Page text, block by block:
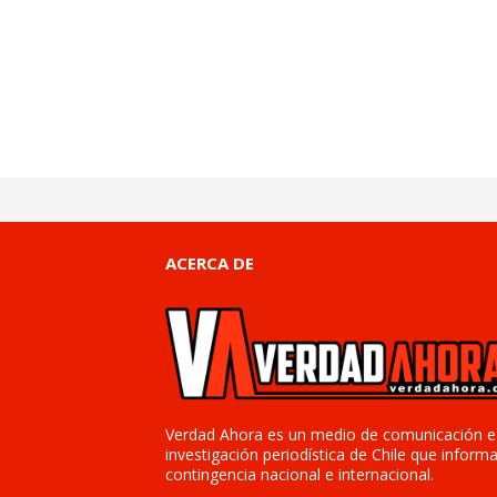
ACERCA DE
Verdad Ahora es un medio de comunicación e
investigación periodística de Chile que
contingencia nacional e internacional.